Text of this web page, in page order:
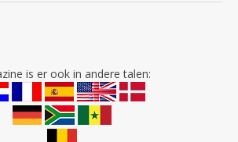
is er ook in andere talen: